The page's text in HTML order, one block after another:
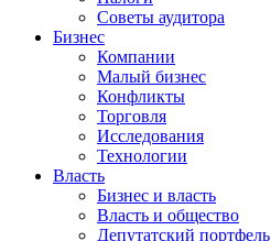
Советы аудитора
Бизнес
Компании
Малый бизнес
Конфликты
Торговля
Исследования
Технологии
Власть
Бизнес и власть
Власть и общество
Депутатский портфель